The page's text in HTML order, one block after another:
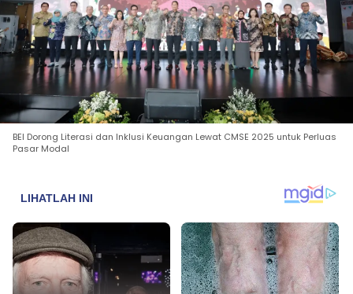
BEI Dorong Literasi dan Inklusi Keuangan Lewat CMSE 2025 untuk Perluas
Pasar Modal